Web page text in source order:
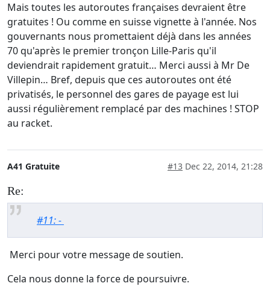
Mais toutes les autoroutes françaises devraient être
gratuites ! Ou comme en suisse vignette à l'année. Nos
gouvernants nous promettaient déjà dans les années
70 qu'après le premier tronçon Lille-Paris qu'il
deviendrait rapidement gratuit… Merci aussi à Mr De
Villepin… Bref, depuis que ces autoroutes ont été
privatisés, le personnel des gares de payage est lui
aussi régulièrement remplacé par des machines ! STOP
au racket.
A41 Gratuite #13 Dec 22, 2014, 21:28
Re:
#11: -
Merci pour votre message de soutien.
Cela nous donne la force de poursuivre.